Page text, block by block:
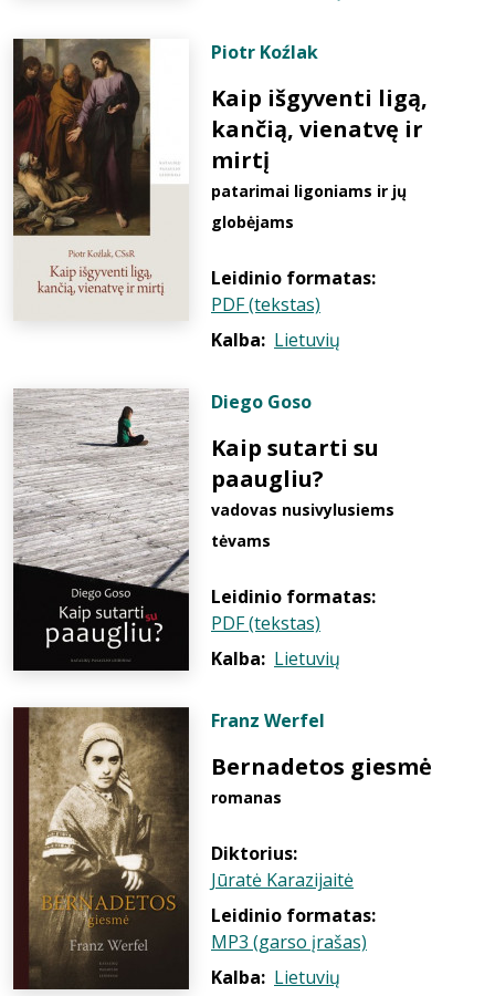
Piotr Koźlak
Kaip išgyventi ligą,
kančią, vienatvę ir
mirtį
patarimai ligoniams ir jų
globėjams
Leidinio formatas:
PDF (tekstas)
Kalba: Lietuvių
Diego Goso
Kaip sutarti su
paaugliu?
vadovas nusivylusiems
tėvams
Leidinio formatas:
PDF (tekstas)
Kalba: Lietuvių
Franz Werfel
Bernadetos giesmė
romanas
Diktorius:
Jūratė Karazijaitė
Leidinio formatas:
MP3 (garso įrašas)
Kalba: Lietuvių